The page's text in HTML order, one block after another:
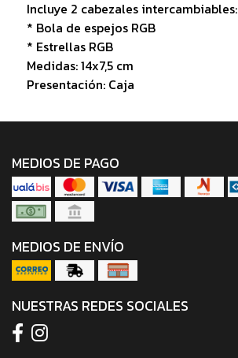
Incluye 2 cabezales intercambiables:
* Bola de espejos RGB
* Estrellas RGB
Medidas: 14x7,5 cm
Presentación: Caja
MEDIOS DE PAGO
MEDIOS DE ENVÍO
NUESTRAS REDES SOCIALES